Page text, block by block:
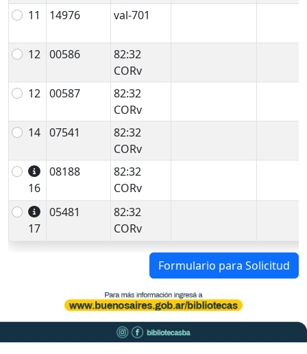
11
14976 val-701
12 00586
82:32
CORv
12 00587
82:32
CORv
14 07541
82:32
CORv
16
08188
82:32
CORv
17
05481
82:32
CORv
Formulario para Solicitud